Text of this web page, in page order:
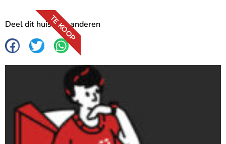
TE KOOP
Deel dit huis met anderen